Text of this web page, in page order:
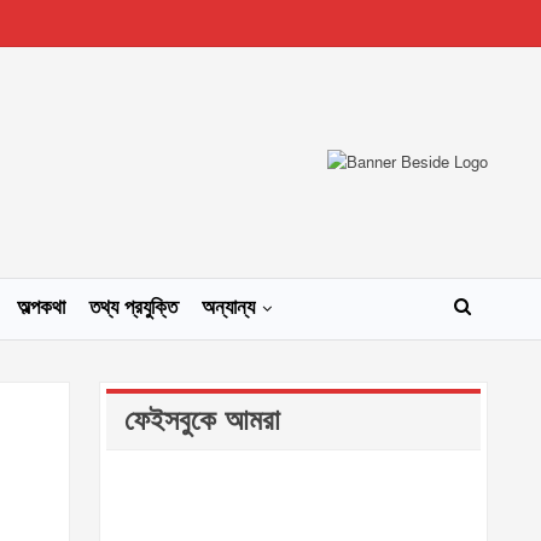
অল্পকথা তথ্য প্রযুক্তি অন্যান্য
ফেইসবুকে আমরা